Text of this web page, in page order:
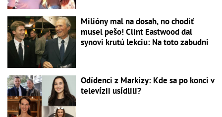
Milióny mal na dosah, no chodiť
musel pešo! Clint Eastwood dal
synovi krutú lekciu: Na toto zabudni
Odídenci z Markízy: Kde sa po konci v
televízii usídlili?